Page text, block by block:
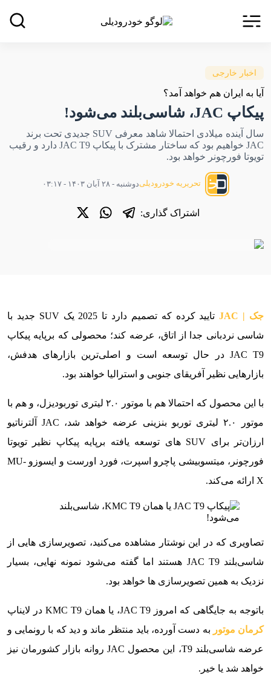
اخبار خارجی
آیا به ایران هم خواهد آمد؟
پیکاپ JAC، شاسی‌بلند می‌شود!
سال آینده میلادی احتمالا شاهد معرفی SUV جدیدی تحت برند
JAC خواهیم بود که ساختار مشترک با پیکاپ JAC T9 دارد و رقیب
تویوتا فورچونر خواهد بود.
تحریریه خودرودیلیدوشنبه - ۲۸ آبان ۱۴۰۳ - ۰۳:۱۷
اشتراک گذاری:
جک | JAC
تایید کرده که تصمیم دارد تا 2025 یک SUV جدید با
شاسی نردبانی جدا از اتاق، عرضه کند؛ محصولی که برپایه پیکاپ
JAC T9 در حال توسعه است و اصلی‌ترین بازارهای هدفش،
بازارهایی نظیر آفریقای جنوبی و استرالیا خواهند بود.
با این محصول که احتمالا هم با موتور ۲.۰ لیتری توربودیزل، و هم با
موتور ۲.۰ لیتری توربو بنزینی عرضه خواهد شد، JAC آلترناتیو
ارزان‌تر برای SUV های توسعه یافته برپایه پیکاپ نظیر تویوتا
فورچونر، میتسوبیشی پاچرو اسپرت، فورد اورست و ایسوزو MU-
X ارائه می‌کند.
تصاویری که در این نوشتار مشاهده می‌کنید، تصویرسازی هایی از
شاسی‌بلند JAC T9 هستند اما گفته می‌شود نمونه نهایی، بسیار
نزدیک به همین تصویرسازی ها خواهد بود.
باتوجه به جایگاهی که امروز JAC T9، یا همان KMC T9 در لایناپ
کرمان موتور به دست آورده، باید منتظر ماند و دید که با رونمایی و
عرضه شاسی‌بلند T9، این محصول JAC روانه بازار کشورمان نیز
خواهد شد یا خیر.